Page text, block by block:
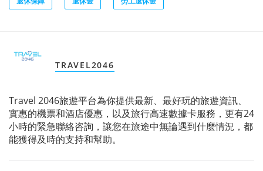
TRAVEL2046
Travel 2046旅遊平台為你提供最新、最好玩的旅遊資訊、
實惠的機票和酒店優惠，以及旅行高速數據卡服務，更有24
小時的緊急聯絡咨詢，讓您在旅途中無論遇到什麼情況，都
能獲得及時的支持和幫助。